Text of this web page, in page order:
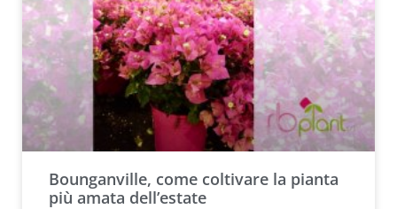
Bounganville, come coltivare la pianta
più amata dell’estate